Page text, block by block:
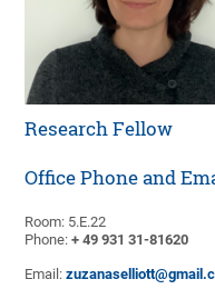
Research Fellow
Office Phone and
Room: 5.E.22
Phone: + 49 931 31-81620
Email: